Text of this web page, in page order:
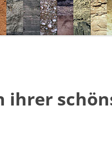
ihrer